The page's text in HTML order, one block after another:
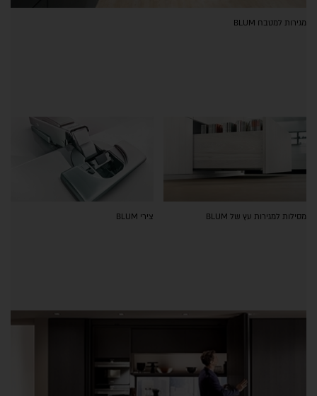
מגירות למטבח BLUM
מסילות למגירות עץ של BLUM צירי BLUM